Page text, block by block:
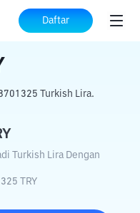
Daftar
TRY
Turkish Lira.
Turkish Lira Dengan
TRY